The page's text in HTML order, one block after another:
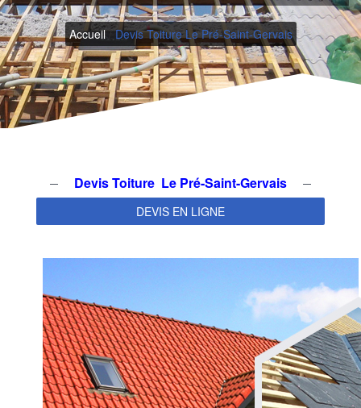
Accueil/Devis Toiture Le Pré-Saint-Gervais
Devis Toiture Le Pré-Saint-Gervais
DEVIS EN LIGNE